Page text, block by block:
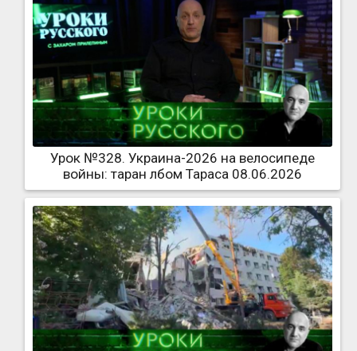
Урок №328. Украина-2026 на велосипеде
войны: таран лбом Тараса 08.06.2026